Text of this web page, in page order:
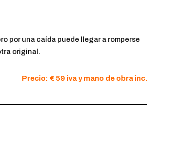
por una caída puede llegar a romperse
original.
Precio: € 59 iva y mano de obra inc.